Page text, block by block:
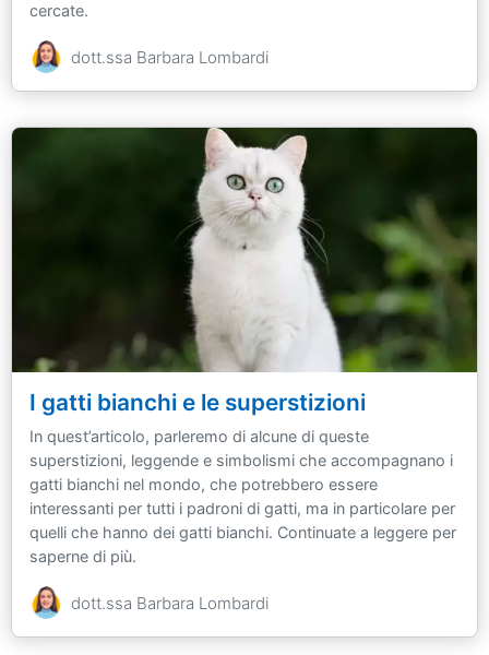
cercate.
dott.ssa Barbara Lombardi
I gatti bianchi e le superstizioni
In quest’articolo, parleremo di alcune di queste
superstizioni, leggende e simbolismi che accompagnano i
gatti bianchi nel mondo, che potrebbero essere
interessanti per tutti i padroni di gatti, ma in particolare per
quelli che hanno dei gatti bianchi. Continuate a leggere per
saperne di più.
dott.ssa Barbara Lombardi